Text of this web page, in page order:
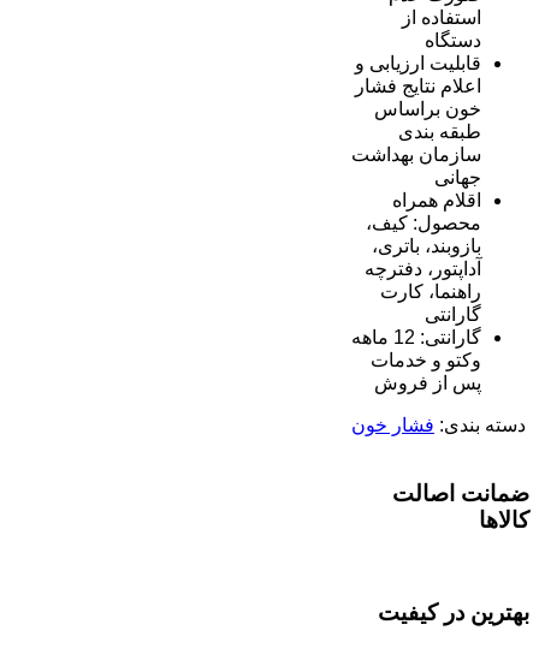
استفاده از
دستگاه
قابلیت ارزيابی و
اعلام نتایج فشار
خون براساس
طبقه بندی
سازمان بهداشت
جهانی
اقلام همراه
محصول: کیف،
بازوبند، باتری،
آداپتور، دفترچه
راهنما، کارت
گارانتی
گارانتی: 12 ماهه
وکتو و خدمات
پس از فروش
دسته بندی: فشار خون
ضمانت اصالت
کالاها
بهترین در کیفیت